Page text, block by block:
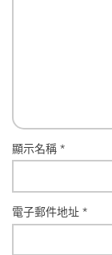
顯示名稱*
電子郵件地址*